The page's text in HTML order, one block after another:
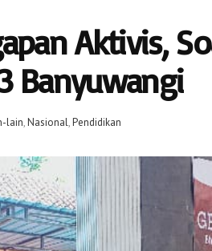
Aktivis,
Banyuwangi
lain,Nasional,Pendidikan